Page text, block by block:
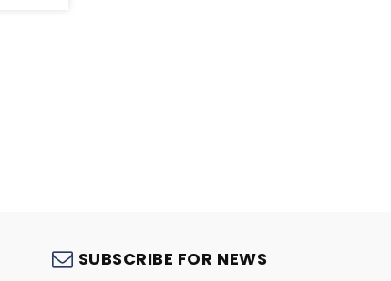
SUBSCRIBE FOR NEWS